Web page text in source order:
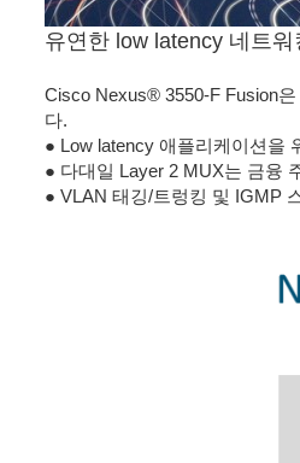
유연한 low latency 네트워
Cisco Nexus® 3550-F Fusion
다.
● Low latency 애플리케이션을
● 다대일 Layer 2 MUX는 금융
● VLAN 태깅/트렁킹 및 IGMP